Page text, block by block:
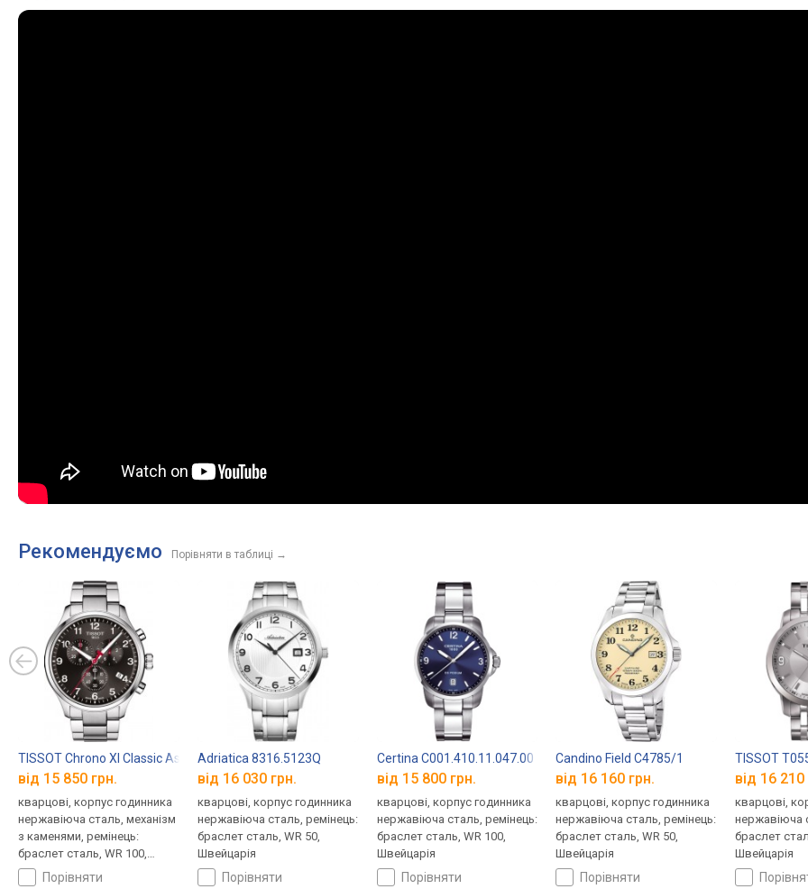
Рекомендуємо Порівняти в таблиці →
TISSOT Chrono Xl Classic Asian Games Edition T116.617.11.057.02
від 15 850 грн.
кварцові, корпус годинника
нержавіюча сталь, механізм
з каменями, ремінець:
браслет сталь, WR 100,
Швейцаріяпорівняти
Adriatica 8316.5123Q
від 16 030 грн.
кварцові, корпус годинника
нержавіюча сталь, ремінець:
браслет сталь, WR 50,
Швейцарія
порівняти
Certina C001.410.11.047.00
від 15 800 грн.
кварцові, корпус годинника
нержавіюча сталь, ремінець:
браслет сталь, WR 100,
Швейцарія
порівняти
Candino Field C4785/1
від 16 160 грн.
кварцові, корпус годинника
нержавіюча сталь, ремінець:
браслет сталь, WR 50,
Швейцарія
порівняти
TISSOT
від 16 210
кварцові,
нержавіюча
браслет
Швейцарія